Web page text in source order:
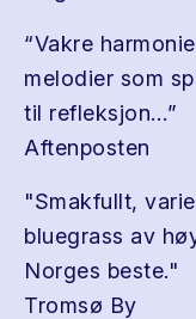
“Vakre
melodier som
til refleksjon…”
Aftenposten
"Smakfullt,
bluegrass av
Norges beste."
Tromsø By